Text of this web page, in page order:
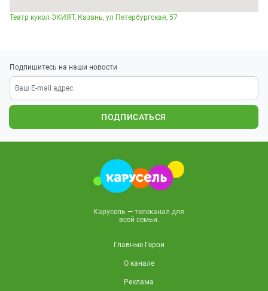
Театр кукол ЭКИЯТ, Казань, ул Петербургская, 57
Подпишитесь на наши новости
ПОДПИСАТЬСЯ
Карусель — телеканал для
всей семьи.
Главные Герои
О канале
Реклама